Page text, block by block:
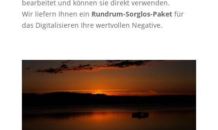
bearbeitet und können sie direkt verwenden.
Wir liefern Ihnen ein Rundrum-Sorglos-Paketfür
das Digitalisieren Ihre wertvollen Negative.